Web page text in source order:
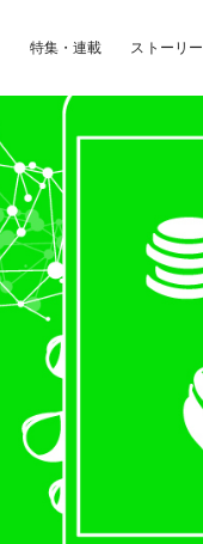
特集・連載 ストーリー